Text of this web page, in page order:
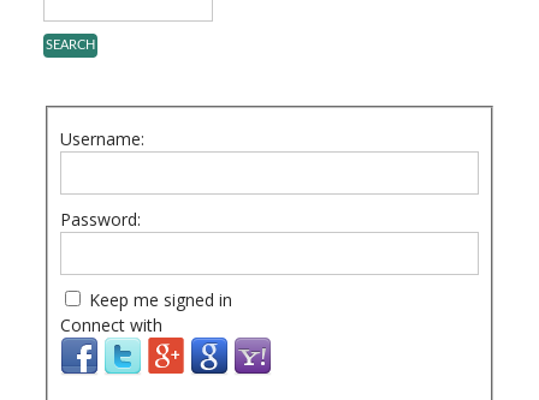
Username:
Password:
Keep me signed in
Connect with